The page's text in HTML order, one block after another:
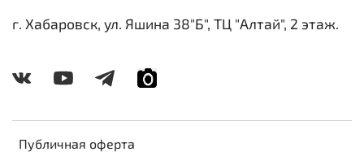
Публичная оферта
г. Хабаровск, ул. Яшина 38"Б", ТЦ "Алтай", 2 этаж.